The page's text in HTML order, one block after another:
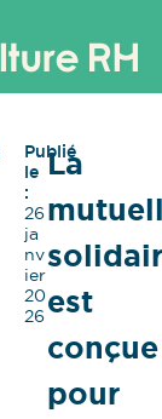
Publié
le
:
26
ja
nv
ier
20
26
La
est
conçue
pour